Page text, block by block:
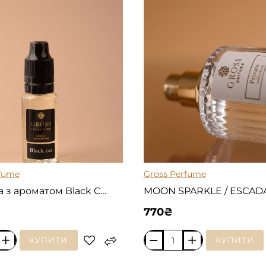
Заправка з ароматом Black Car
КУПИТИ
Gross Perfume
MOON SPARKLE /
770₴
MOON
КУПИТИ